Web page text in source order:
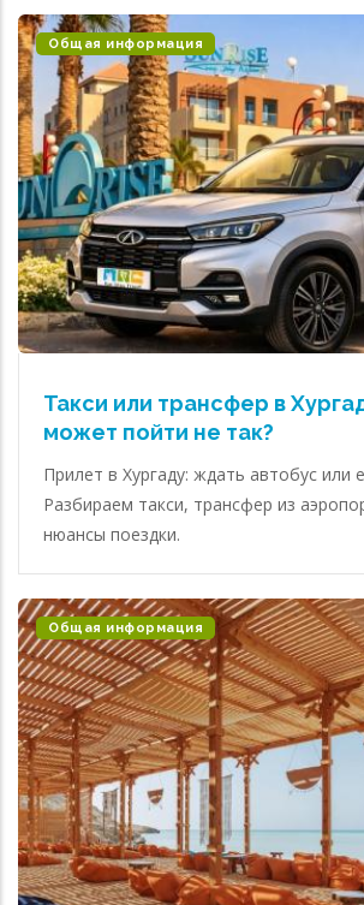
Общая информация
Такси или трансфер в
может пойти не так?
Прилет в Хургаду: ждать автобус или
Разбираем такси, трансфер из
нюансы поездки.
Общая информация